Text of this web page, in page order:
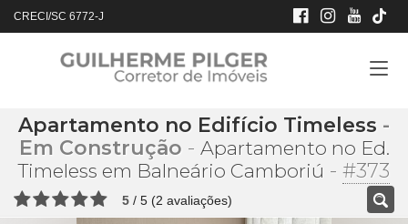
CRECI/SC 6772-J
Apartamento no Edifício Timeless -
Em Construção - Apartamento no Ed.
Timeless em Balneário Camboriú - #373
5 / 5 (2 avaliações)